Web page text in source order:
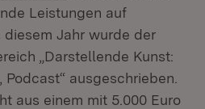
Leistungen auf
Jahr wurde der
„Darstellende Kunst:
ausgeschrieben.
aus einem mit 5.000 Euro